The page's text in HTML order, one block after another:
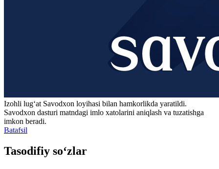
Izohli lugʻat Savodxon loyihasi bilan hamkorlikda yaratildi.
Savodxon dasturi matndagi imlo xatolarini aniqlash va tuzatishga
imkon beradi.
Batafsil
Tasodifiy so‘zlar